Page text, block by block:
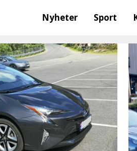
Nyheter Sport